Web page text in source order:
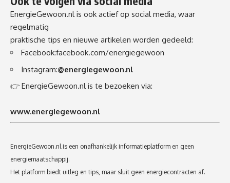
EnergieGewoon.nl is ook actief op social media, waar
regelmatig
praktische tips en nieuwe artikelen worden gedeeld:
Facebook:facebook.com/energiegewoon
Instagram:@energiegewoon.nl
👉 EnergieGewoon.nl is te bezoeken via:
www.energiegewoon.nl
EnergieGewoon.nl is een onafhankelijk informatieplatform en geen
energiemaatschappij.
Het platform biedt uitleg en tips, maar sluit geen energiecontracten af.